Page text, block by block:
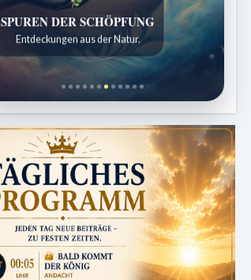
SPUREN DER SCHÖPFUNG
Entdeckungen aus der Natur.